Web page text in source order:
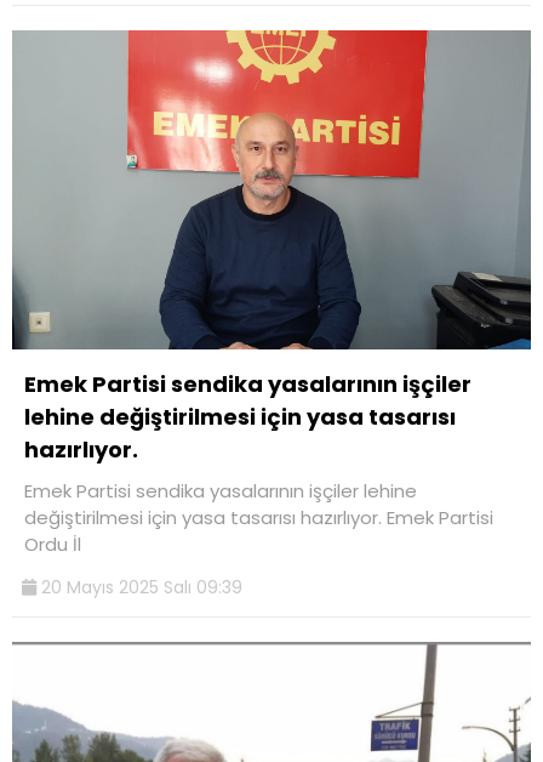
Emek Partisi sendika yasalarının işçiler
lehine değiştirilmesi için yasa tasarısı
hazırlıyor.
Emek Partisi sendika yasalarının işçiler lehine
değiştirilmesi için yasa tasarısı hazırlıyor. Emek Partisi
Ordu İl
20 Mayıs 2025 Salı 09:39